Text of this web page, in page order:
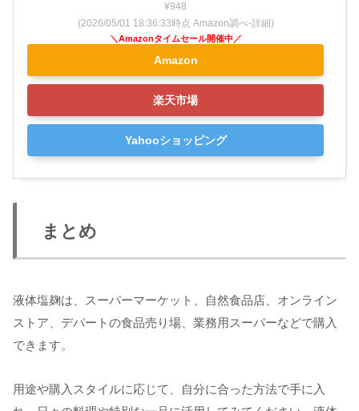
¥948
(2026/05/01 18:36:33時点 Amazon調べ-詳細)
Amazon
楽天市場
Yahooショッピング
まとめ
液体塩麹は、スーパーマーケット、自然食品店、オンライン
ストア、デパートの食品売り場、業務用スーパーなどで購入
できます。
用途や購入スタイルに応じて、自分に合った方法で手に入